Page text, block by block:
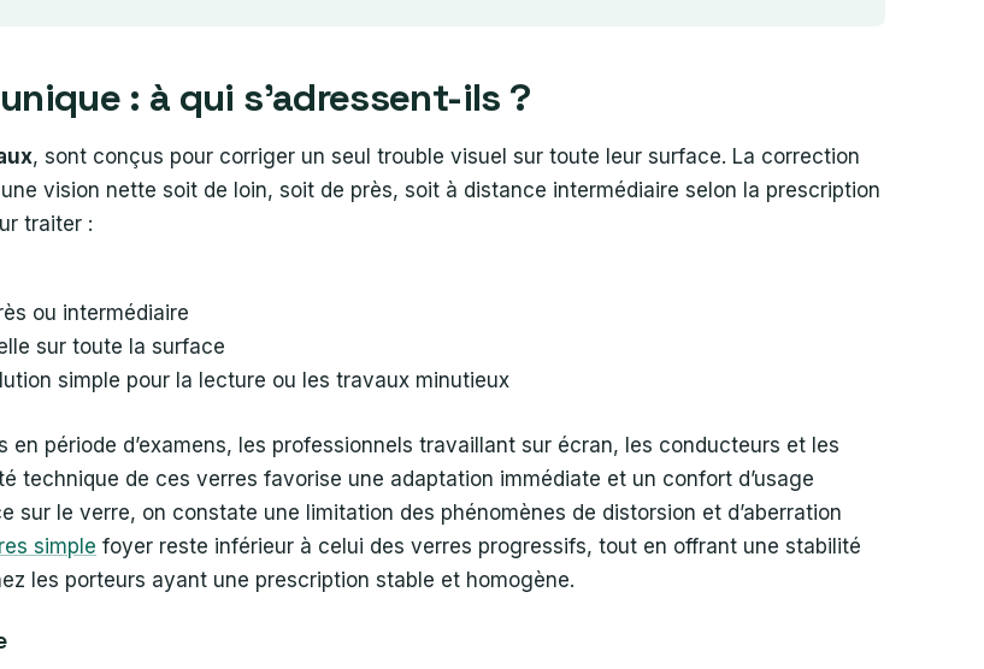
: à qui s’adressent-ils ?
, sont conçus pour corriger un seul trouble visuel sur toute leur surface. La correction
vision nette soit de loin, soit de près, soit à distance intermédiaire selon la prescription
traiter :
ou intermédiaire
sur toute la surface
simple pour la lecture ou les travaux minutieux
période d’examens, les professionnels travaillant sur écran, les conducteurs et les
technique de ces verres favorise une adaptation immédiate et un confort d’usage
sur le verre, on constate une limitation des phénomènes de distorsion et d’aberration
simple foyer reste inférieur à celui des verres progressifs, tout en offrant une stabilité
les porteurs ayant une prescription stable et homogène.